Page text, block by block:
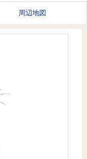
を探
ニュース
リリース
周辺地図